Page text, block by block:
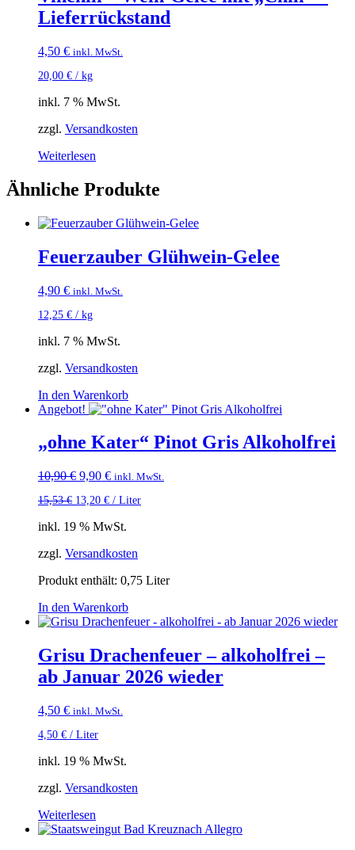
Lieferrückstand
4,50 € inkl. MwSt.
20,00 € / kg
inkl. 7 % MwSt.
zzgl. Versandkosten
Weiterlesen
Ähnliche Produkte
Feuerzauber Glühwein-Gelee
4,90 € inkl. MwSt.
12,25 € / kg
inkl. 7 % MwSt.
zzgl. Versandkosten
In den Warenkorb
Angebot!
„ohne Kater“ Pinot Gris Alkoholfrei
10,90€ Ursprünglicher
war:
9,90 €Aktueller
ist:
inkl. MwSt.
15,53€ 13,20 € / Liter
inkl. 19 % MwSt.
zzgl. Versandkosten
Produkt enthält: 0,75 Liter
In den Warenkorb
Grisu Drachenfeuer – alkoholfrei –
ab Januar 2026 wieder
4,50 € inkl. MwSt.
4,50 € / Liter
inkl. 19 % MwSt.
zzgl. Versandkosten
Weiterlesen